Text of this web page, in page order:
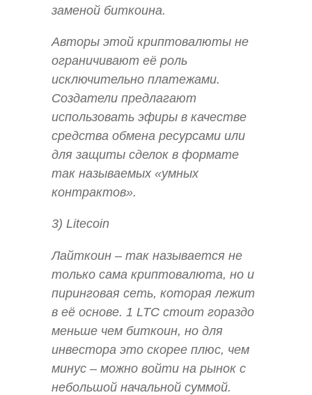
заменой биткоина.
Авторы этой криптовалюты не
ограничивают её роль
исключительно платежами.
Создатели предлагают
использовать эфиры в качестве
средства обмена ресурсами или
для защиты сделок в формате
так называемых «умных
контрактов».
3) Litecoin
Лайткоин – так называется не
только сама криптовалюта, но и
пиринговая сеть, которая лежит
в её основе. 1 LTC стоит гораздо
меньше чем биткоин, но для
инвестора это скорее плюс, чем
минус – можно войти на рынок с
небольшой начальной суммой.